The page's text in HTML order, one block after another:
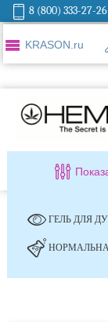
8 (800) 333-27-26
KRASON.ru
ГЕЛЬ ДЛЯ